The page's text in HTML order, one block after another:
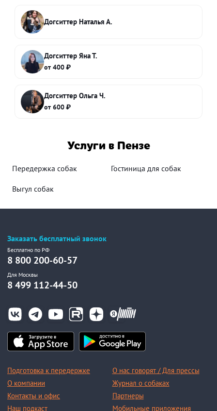
Догситтер Наталья А.
Догситтер Яна Т.
от 400 ₽
Догситтер Ольга Ч.
от 600 ₽
Услуги в Пензе
Передержка собак Гостиница для собак
Выгул собак
Заказать бесплатный звонок
Бесплатно по РФ
8 800 200-60-57
Для Москвы
8 499 112-44-50
Подготовка к передержке
О компании
Контакты и офис
Наш подкаст
О нас говорят / Для прессы
Журнал о собаках
Партнеры
Мобильные приложения